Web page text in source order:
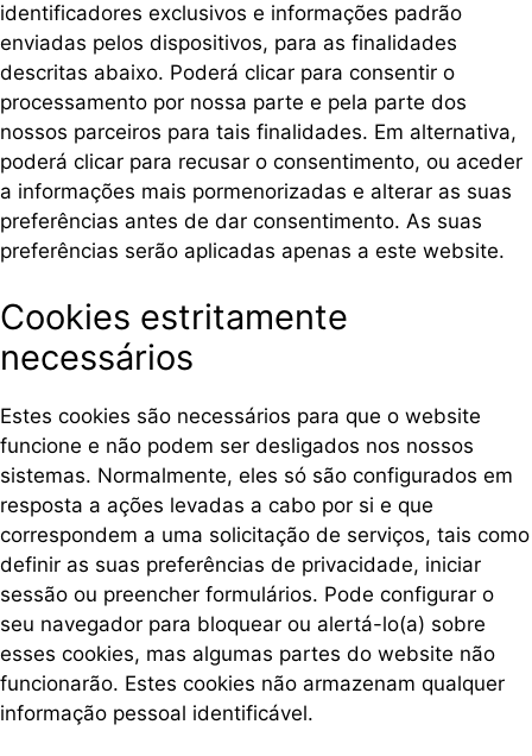
identificadores exclusivos e informações padrão
enviadas pelos dispositivos, para as finalidades
descritas abaixo. Poderá clicar para consentir o
processamento por nossa parte e pela parte dos
nossos parceiros para tais finalidades. Em alternativa,
poderá clicar para recusar o consentimento, ou aceder
a informações mais pormenorizadas e alterar as suas
preferências antes de dar consentimento. As suas
preferências serão aplicadas apenas a este website.
Cookies estritamente
necessários
Estes cookies são necessários para que o website
funcione e não podem ser desligados nos nossos
sistemas. Normalmente, eles só são configurados em
resposta a ações levadas a cabo por si e que
correspondem a uma solicitação de serviços, tais como
definir as suas preferências de privacidade, iniciar
sessão ou preencher formulários. Pode configurar o
seu navegador para bloquear ou alertá-lo(a) sobre
esses cookies, mas algumas partes do website não
funcionarão. Estes cookies não armazenam qualquer
informação pessoal identificável.